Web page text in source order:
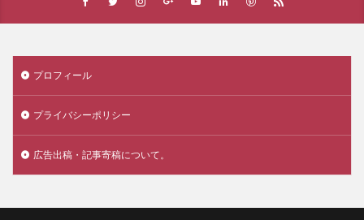
プロフィール
プライバシーポリシー
広告出稿・記事寄稿について。